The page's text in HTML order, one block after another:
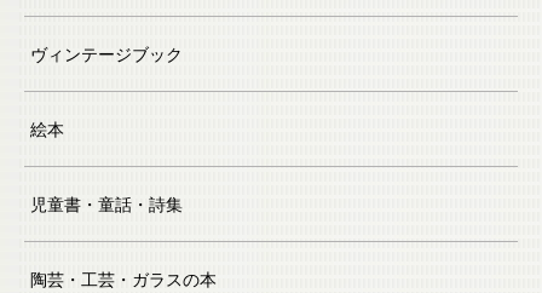
ヴィンテージブック
絵本
児童書・童話・詩集
陶芸・工芸・ガラスの本